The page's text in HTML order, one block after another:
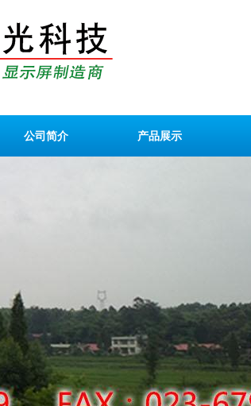
公司简介 产品展示